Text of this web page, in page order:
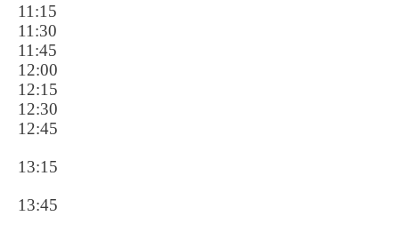
11:15
11:30
11:45
12:00
12:15
12:30
12:45
13:15
13:45